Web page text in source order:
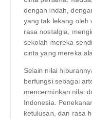
dengan indah,
yang tak lekang oleh
rasa nostalgia,
sekolah mereka
cinta yang mereka
Selain nilai
berfungsi sebagai
mencerminkan nilai
Indonesia.
ketulusan, dan rasa